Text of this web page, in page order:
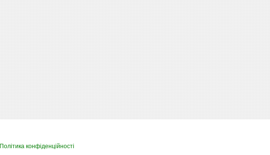
Політика конфіденційності